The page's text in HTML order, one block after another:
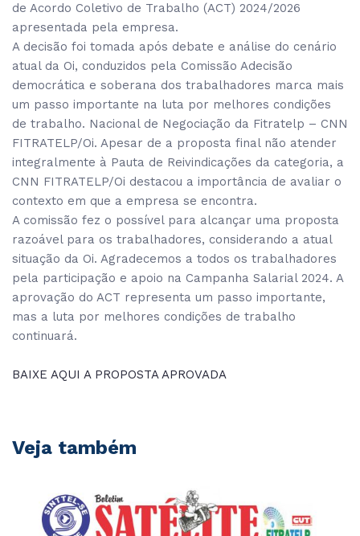
de Acordo Coletivo de Trabalho (ACT) 2024/2026
apresentada pela empresa.
A decisão foi tomada após debate e análise do cenário
atual da Oi, conduzidos pela Comissão Adecisão
democrática e soberana dos trabalhadores marca mais
um passo importante na luta por melhores condições
de trabalho. Nacional de Negociação da Fitratelp – CNN
FITRATELP/Oi. Apesar de a proposta final não atender
integralmente à Pauta de Reivindicações da categoria, a
CNN FITRATELP/Oi destacou a importância de avaliar o
contexto em que a empresa se encontra.
A comissão fez o possível para alcançar uma proposta
razoável para os trabalhadores, considerando a atual
situação da Oi. Agradecemos a todos os trabalhadores
pela participação e apoio na Campanha Salarial 2024. A
aprovação do ACT representa um passo importante,
mas a luta por melhores condições de trabalho
continuará.
BAIXE AQUI A PROPOSTA APROVADA
Veja também